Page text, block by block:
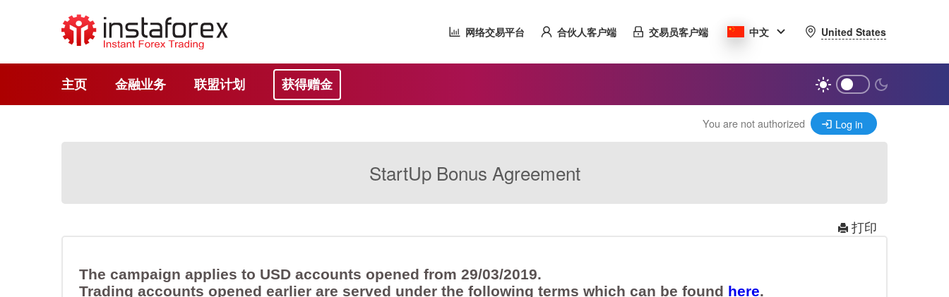
网络交易平台 合伙人客户端 交易员客户端 中文 United States
主页 金融业务 联盟计划 获得赠金
You are not authorized Log in
StartUp Bonus Agreement
打印